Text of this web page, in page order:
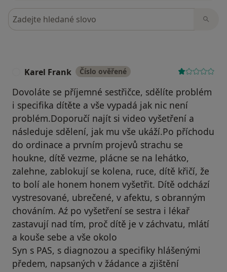
Hledejte v názorech
Karel Frank Číslo ověřené
Dovoláte se příjemné sestřičce, sdělíte problém
i specifika dítěte a vše vypadá jak nic není
problém.Doporučí najít si video vyšetření a
následuje sdělení, jak mu vše ukáží.Po příchodu
do ordinace a prvním projevů strachu se
houkne, dítě vezme, plácne se na lehátko,
zalehne, zablokují se kolena, ruce, dítě křičí, že
to bolí ale honem honem vyšetřit. Dítě odchází
vystresované, ubrečené, v afektu, s obranným
chováním. Aź po vyšetření se sestra i lékař
zastavují nad tím, proč dítě je v záchvatu, mlátí
a kouše sebe a vše okolo
Syn s PAS, s diagnozou a specifiky hlášenými
předem, napsaných v žádance a zjištění